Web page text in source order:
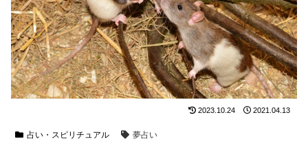
2023.10.24 2021.04.13
占い・スピリチュアル 夢占い